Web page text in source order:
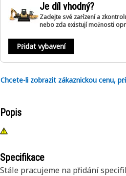
Je díl vhodný?
Zadejte své zařízení a
nebo zda existují možnosti
Přidat vybavení
Chcete-li zobrazit zákaznickou cenu,
Popis
Specifikace
Stále pracujeme na přidání